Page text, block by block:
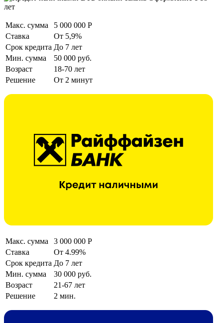
лет
Макс. сумма
5 000 000 Р
Ставка
От 5,9%
Срок кредита До 7 лет
Мин. сумма
50 000 руб.
Возраст
18-70 лет
Решение
От 2 минут
Макс. сумма
3 000 000 Р
Ставка
От 4.99%
Срок кредита До 7 лет
Мин. сумма
30 000 руб.
Возраст
21-67 лет
Решение
2 мин.